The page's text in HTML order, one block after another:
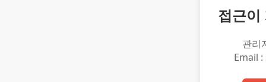
접근이
관리
Email